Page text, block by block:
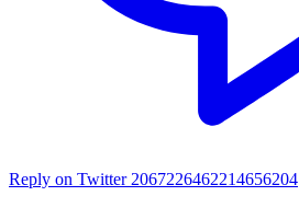
Reply on Twitter 2067226462214656204